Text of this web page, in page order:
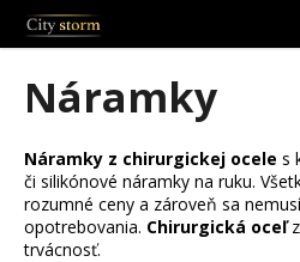
Prejsť
obsah
Náramky
Náramky z chirurgickej ocele s
či silikónové náramky na ruku.
rozumné ceny a zároveň sa
opotrebovania. Chirurgická oceľ
trvácnosť.
o
o
p
o